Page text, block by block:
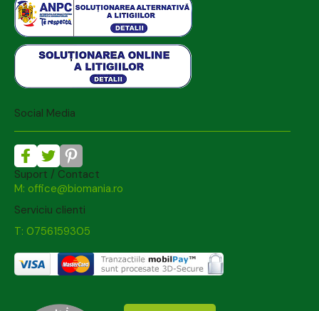
Social Media
Suport / Contact
M: office@biomania.ro
Serviciu clienti
T: 0756159305